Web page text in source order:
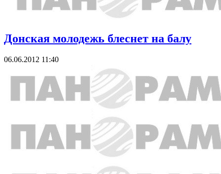
Донская молодежь блеснет на балу
06.06.2012 11:40